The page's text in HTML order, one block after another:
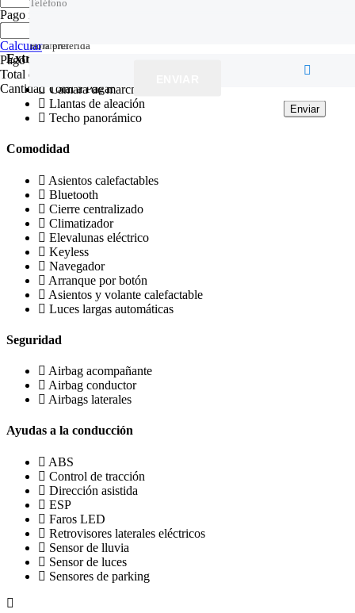
Añade aquí tu texto de cabecera
Extras
Cámara de marcha atrás
Llantas de aleación
Techo panorámico
Comodidad
Asientos calefactables
Bluetooth
Cierre centralizado
Climatizador
Elevalunas eléctrico
Keyless
Navegador
Arranque por botón
Asientos y volante calefactable
Luces largas automáticas
Seguridad
Airbag acompañante
Airbag conductor
Airbags laterales
Ayudas a la conducción
ABS
Control de tracción
Dirección asistida
ESP
Faros LED
Retrovisores laterales eléctricos
Sensor de lluvia
Sensor de luces
Sensores de parking
Hora preferida
Enviar
Tu oferta
Enviar
Pago inicial
Calcular
Pago Mensual
Total de Intereses a Pagar
Cantidad Total a Pagar
Hora preferida
Enviar